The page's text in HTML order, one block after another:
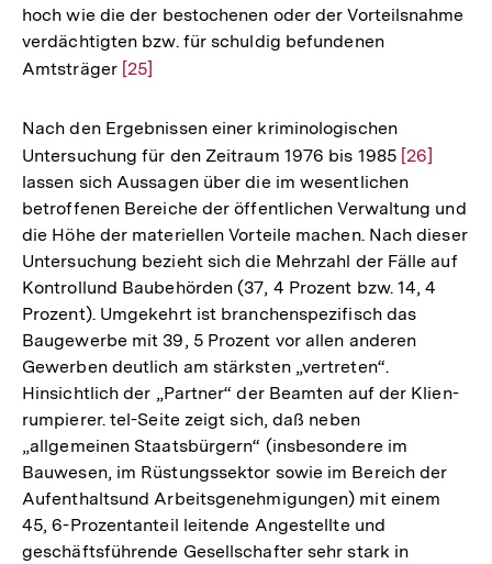
hoch wie die der bestochenen oder der Vorteilsnahme
verdächtigten bzw. für schuldig befundenen
Amtsträger Zur
der
Fußnote
[25]
Nach den Ergebnissen einer kriminologischen
Untersuchung für den Zeitraum 1976 bis 1985 Zur
Auflösung
der
Fußnote
[26]
lassen sich Aussagen über die im wesentlichen
betroffenen Bereiche der öffentlichen Verwaltung und
die Höhe der materiellen Vorteile machen. Nach dieser
Untersuchung bezieht sich die Mehrzahl der Fälle auf
Kontrollund Baubehörden (37, 4 Prozent bzw. 14, 4
Prozent). Umgekehrt ist branchenspezifisch das
Baugewerbe mit 39, 5 Prozent vor allen anderen
Gewerben deutlich am stärksten „vertreten“.
Hinsichtlich der „Partner“ der Beamten auf der Klien-
rumpierer. tel-Seite zeigt sich, daß neben
„allgemeinen Staatsbürgern“ (insbesondere im
Bauwesen, im Rüstungssektor sowie im Bereich der
Aufenthaltsund Arbeitsgenehmigungen) mit einem
45, 6-Prozentanteil leitende Angestellte und
geschäftsführende Gesellschafter sehr stark in